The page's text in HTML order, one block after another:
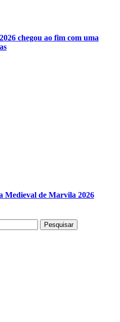
chegou ao fim com uma
Medieval de Marvila 2026